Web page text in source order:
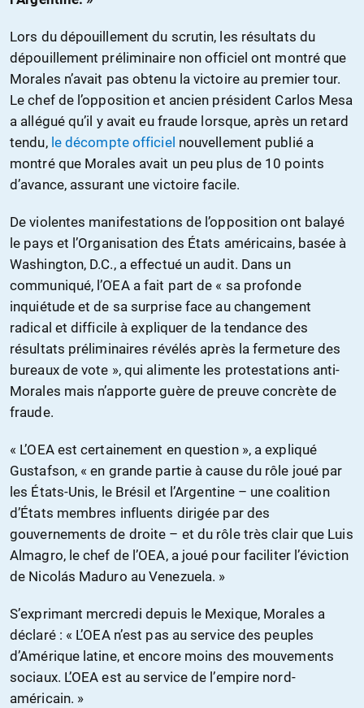
Lors du dépouillement du scrutin, les résultats du
dépouillement préliminaire non officiel ont montré que
Morales n’avait pas obtenu la victoire au premier tour.
Le chef de l’opposition et ancien président Carlos Mesa
a allégué qu’il y avait eu fraude lorsque, après un retard
tendu, le décompte officiel nouvellement publié a
montré que Morales avait un peu plus de 10 points
d’avance, assurant une victoire facile.
De violentes manifestations de l’opposition ont balayé
le pays et l’Organisation des États américains, basée à
Washington, D.C., a effectué un audit. Dans un
communiqué, l’OEA a fait part de « sa profonde
inquiétude et de sa surprise face au changement
radical et difficile à expliquer de la tendance des
résultats préliminaires révélés après la fermeture des
bureaux de vote », qui alimente les protestations anti-
Morales mais n’apporte guère de preuve concrète de
fraude.
« L’OEA est certainement en question », a expliqué
Gustafson, « en grande partie à cause du rôle joué par
les États-Unis, le Brésil et l’Argentine – une coalition
d’États membres influents dirigée par des
gouvernements de droite – et du rôle très clair que Luis
Almagro, le chef de l’OEA, a joué pour faciliter l’éviction
de Nicolás Maduro au Venezuela. »
S’exprimant mercredi depuis le Mexique, Morales a
déclaré : « L’OEA n’est pas au service des peuples
d’Amérique latine, et encore moins des mouvements
sociaux. L’OEA est au service de l’empire nord-
américain. »